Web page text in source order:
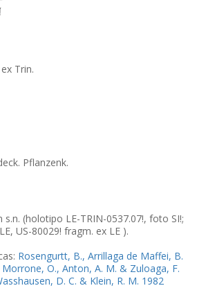
Trin.
Pflanzenk.
s.n. (holotipo LE-TRIN-0537.07!, foto SI!;
US-80029! fragm. ex LE ).
Rosengurtt, B., Arrillaga de Maffei, B.
Morrone, O., Anton, A. M. & Zuloaga, F.
D. C. & Klein, R. M. 1982